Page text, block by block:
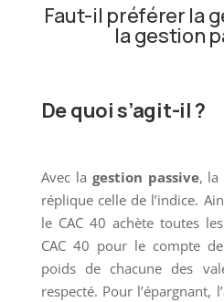
Faut-il préférer la
la gestion
De quoi s’agit-il ?
Avec la gestion passive, la
réplique celle de l’indice.
le CAC 40 achète toutes
CAC 40 pour le compte
poids de chacune des
respecté. Pour l’épargnant,